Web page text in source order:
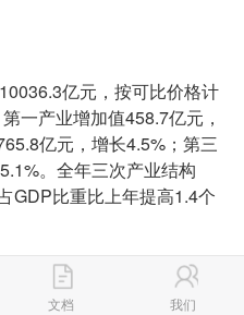
亿元，按可比价格计
一产业增加值458.7亿元，
亿元，增长4.5%；第三
。全年三次产业结构
GDP比重比上年提高1.4个
年末累计达24.61万家；新
亿元，年末累计注册资本
文档 我们